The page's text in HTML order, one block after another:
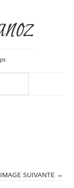
IMAGE SUIVANTE →